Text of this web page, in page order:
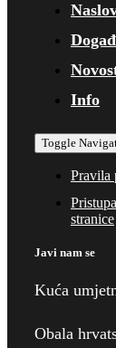
Info
Toggle
Pravila
stranice
Javi nam se
Kuća
Obala